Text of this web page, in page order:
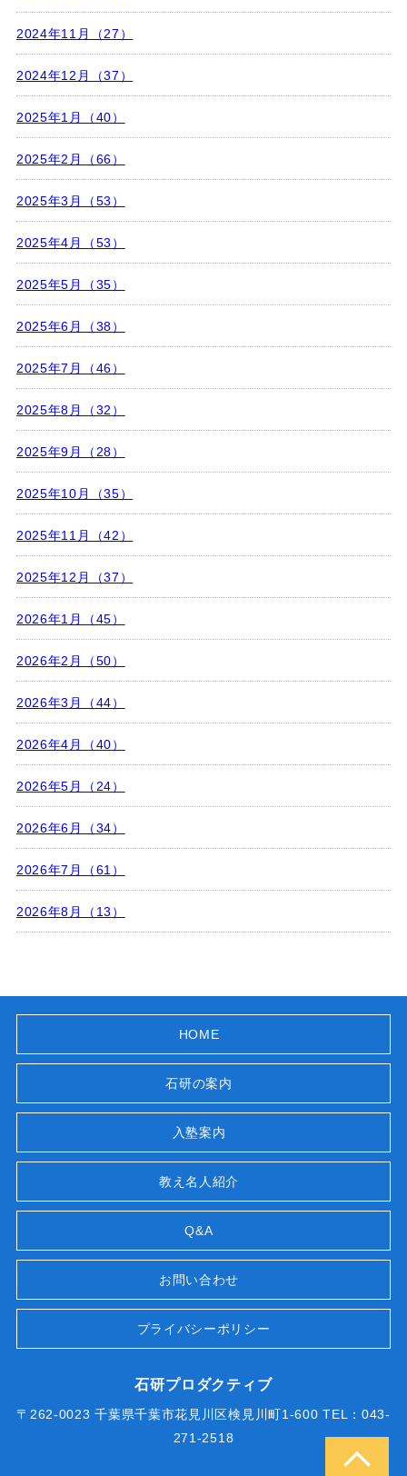
2024年11月（27）
2024年12月（37）
2025年1月（40）
2025年2月（66）
2025年3月（53）
2025年4月（53）
2025年5月（35）
2025年6月（38）
2025年7月（46）
2025年8月（32）
2025年9月（28）
2025年10月（35）
2025年11月（42）
2025年12月（37）
2026年1月（45）
2026年2月（50）
2026年3月（44）
2026年4月（40）
2026年5月（24）
2026年6月（34）
2026年7月（61）
2026年8月（13）
HOME
石研の案内
入塾案内
教え名人紹介
Q&A
お問い合わせ
プライバシーポリシー
石研プロダクティブ
〒262-0023 千葉県千葉市花見川区検見川町1-600 TEL：043-
271-2518